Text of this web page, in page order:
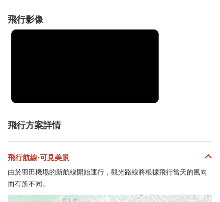
飛行影像
飛行方案詳情
飛行航線·可見美景
由於羽田機場的新航線開始運行，觀光路線將根據飛行當天的風向
而有所不同。